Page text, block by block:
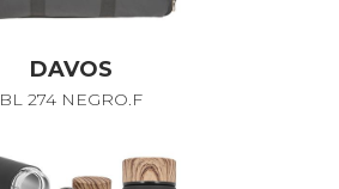
DAVOS
BL 274 NEGRO.F